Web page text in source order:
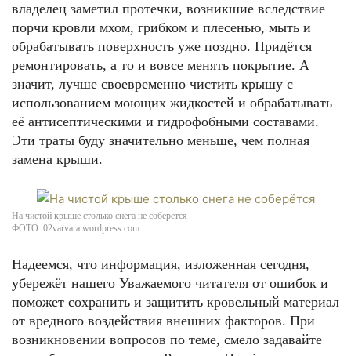
владелец заметил протечки, возникшие вследствие
порчи кровли мхом, грибком и плесенью, мыть и
обрабатывать поверхность уже поздно. Придётся
ремонтировать, а то и вовсе менять покрытие. А
значит, лучше своевременно чистить крышу с
использованием моющих жидкостей и обрабатывать
её антисептическими и гидрофобными составами.
Эти траты буду значительно меньше, чем полная
замена крыши.
На чистой крыше столько снега не соберётся
ФОТО: 02varvara.wordpress.com
Надеемся, что информация, изложенная сегодня,
убережёт нашего Уважаемого читателя от ошибок и
поможет сохранить и защитить кровельный материал
от вредного воздействия внешних факторов. При
возникновении вопросов по теме, смело задавайте